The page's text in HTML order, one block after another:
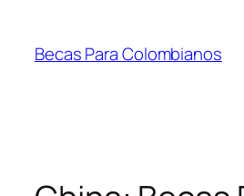
contenido
Becas Para Colombianos